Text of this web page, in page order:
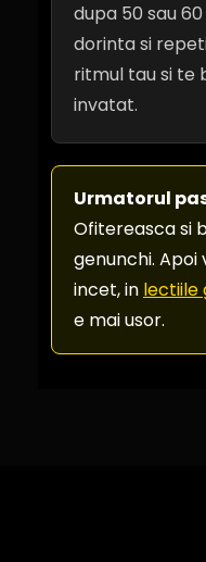
dupa 50 sau
dorinta si
ritmul tau si te
invatat.
Urmatorul
Ofitereasca si
genunchi. Apoi
incet, in lectiile
e mai usor.